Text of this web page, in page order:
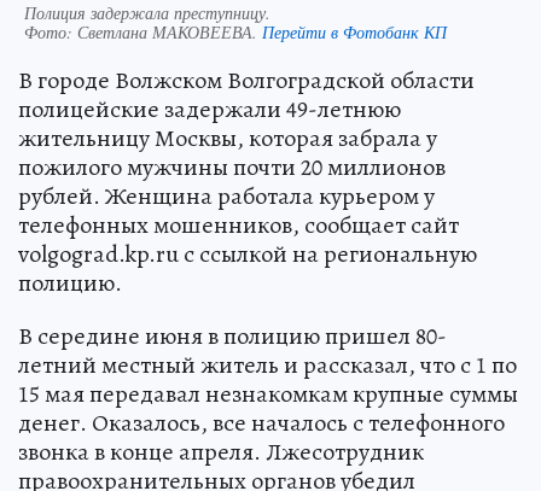
Полиция задержала преступницу.
Фото: Светлана МАКОВЕЕВА. Перейти в Фотобанк КП
В городе Волжском Волгоградской области
полицейские задержали 49-летнюю
жительницу Москвы, которая забрала у
пожилого мужчины почти 20 миллионов
рублей. Женщина работала курьером у
телефонных мошенников, сообщает сайт
volgograd.kp.ru с ссылкой на региональную
полицию.
В середине июня в полицию пришел 80-
летний местный житель и рассказал, что с 1 по
15 мая передавал незнакомкам крупные суммы
денег. Оказалось, все началось с телефонного
звонка в конце апреля. Лжесотрудник
правоохранительных органов убедил